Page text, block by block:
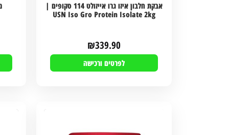
אבקת חלבון איזו גרו אייזולט 114 סקופים |
USN Iso Gro Protein Isolate 2kg
₪339.90
לפרטים ורכישה